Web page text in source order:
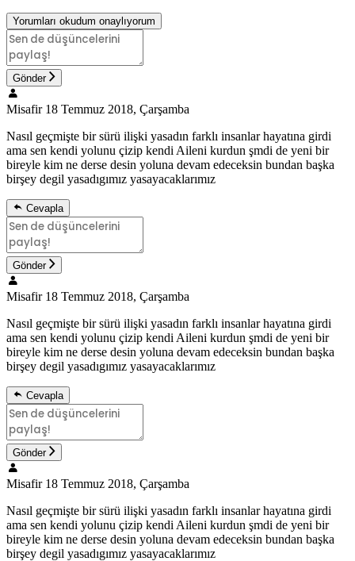
Yorumları okudum onaylıyorum
Gönder
Misafir 18 Temmuz 2018, Çarşamba
Nasıl geçmişte bir sürü ilişki yasadın farklı insanlar hayatına girdi
ama sen kendi yolunu çizip kendi Aileni kurdun şmdi de yeni bir
bireyle kim ne derse desin yoluna devam edeceksin bundan başka
birşey degil yasadıgımız yasayacaklarımız
Cevapla
Gönder
Misafir 18 Temmuz 2018, Çarşamba
Nasıl geçmişte bir sürü ilişki yasadın farklı insanlar hayatına girdi
ama sen kendi yolunu çizip kendi Aileni kurdun şmdi de yeni bir
bireyle kim ne derse desin yoluna devam edeceksin bundan başka
birşey degil yasadıgımız yasayacaklarımız
Cevapla
Gönder
Misafir 18 Temmuz 2018, Çarşamba
Nasıl geçmişte bir sürü ilişki yasadın farklı insanlar hayatına girdi
ama sen kendi yolunu çizip kendi Aileni kurdun şmdi de yeni bir
bireyle kim ne derse desin yoluna devam edeceksin bundan başka
birşey degil yasadıgımız yasayacaklarımız